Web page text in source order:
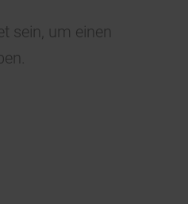
sein, um einen